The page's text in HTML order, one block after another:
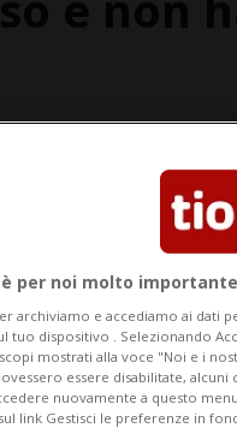
per noi molto importante
archiviamo e accediamo ai dati
tuo dispositivo . Selezionando
mostrati alla voce "Noi e i
essere disabilitate,
nuovamente a questo
link Gestisci le preferenze in